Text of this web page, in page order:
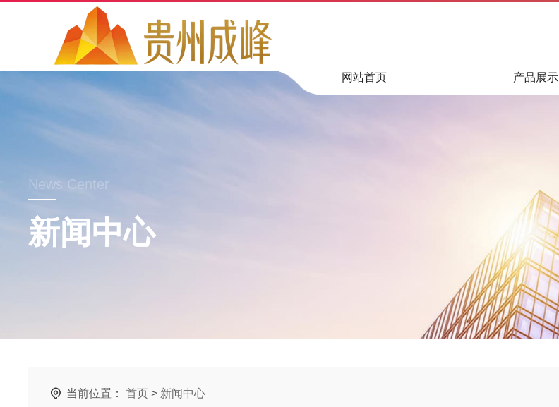
网站首页 产品展示
News Center
新闻中心
当前位置： 首页 > 新闻中心